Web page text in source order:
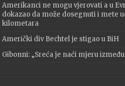
Amerikanci ne mogu vjerovati a u
dokazao da može dosegnuti i mete
kilometara
Američki div Bechtel je stigao u BiH
Gibonni: „Sreća je naći mjeru